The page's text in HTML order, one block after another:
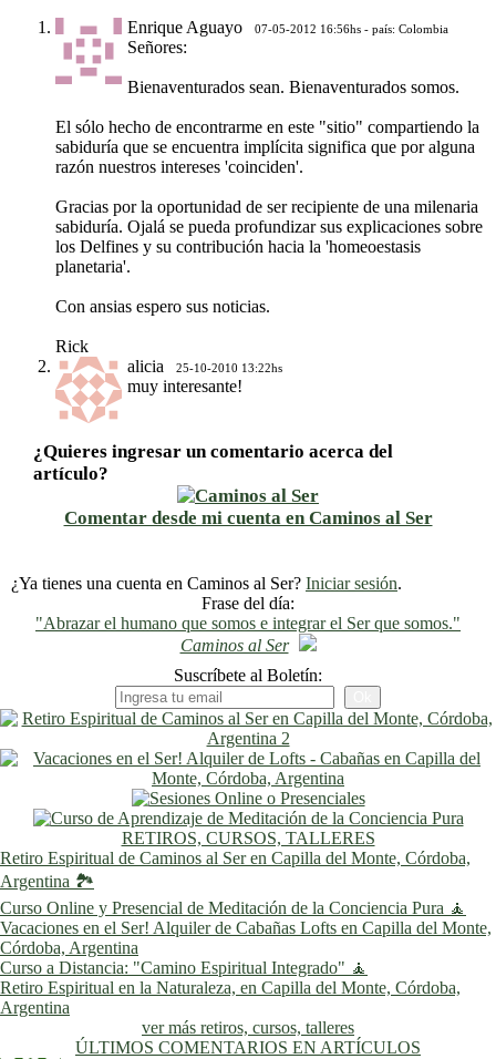
Enrique Aguayo
07-05-2012 16:56hs - país: Colombia
Señores:
Bienaventurados sean. Bienaventurados somos.
El sólo hecho de encontrarme en este "sitio" compartiendo la
sabiduría que se encuentra implícita significa que por alguna
razón nuestros intereses 'coinciden'.
Gracias por la oportunidad de ser recipiente de una milenaria
sabiduría. Ojalá se pueda profundizar sus explicaciones sobre
los Delfines y su contribución hacia la 'homeoestasis
planetaria'.
Con ansias espero sus noticias.
Rick
alicia
25-10-2010 13:22hs
muy interesante!
¿Quieres ingresar un comentario acerca del
artículo?
Comentar desde mi cuenta en Caminos al Ser
¿Ya tienes una cuenta en Caminos al Ser? Iniciar sesión.
Frase del día:
"Abrazar el humano que somos e integrar el Ser que somos."
Caminos al Ser
Suscríbete al Boletín:
RETIROS, CURSOS, TALLERES
Retiro Espiritual de Caminos al Ser en Capilla del Monte, Córdoba,
Argentina 🏞️
Curso Online y Presencial de Meditación de la Conciencia Pura 🧘
Vacaciones en el Ser! Alquiler de Cabañas Lofts en Capilla del Monte,
Córdoba, Argentina
Curso a Distancia: "Camino Espiritual Integrado" 🧘
Retiro Espiritual en la Naturaleza, en Capilla del Monte, Córdoba,
Argentina
ver más retiros, cursos, talleres
ÚLTIMOS COMENTARIOS EN ARTÍCULOS